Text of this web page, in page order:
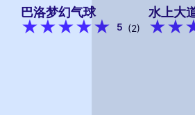
巴洛梦幻气球
5 (2)
水上大